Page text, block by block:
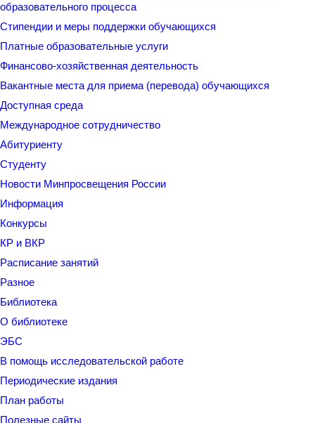
образовательного процесса
Стипендии и меры поддержки обучающихся
Платные образовательные услуги
Финансово-хозяйственная деятельность
Вакантные места для приема (перевода) обучающихся
Доступная среда
Международное сотрудничество
Абитуриенту
Студенту
Новости Минпросвещения России
Информация
Конкурсы
КР и ВКР
Расписание занятий
Разное
Библиотека
О библиотеке
ЭБС
В помощь исследовательской работе
Периодические издания
План работы
Полезные сайты